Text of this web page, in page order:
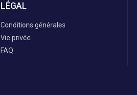
LÉGAL
Conditions générales
Vie privée
FAQ